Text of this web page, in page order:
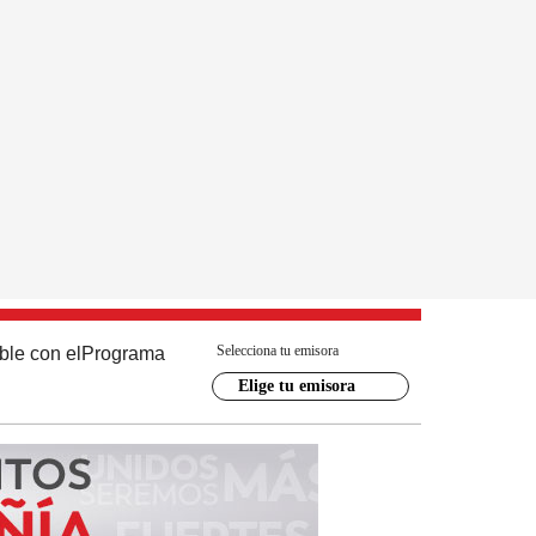
con el Programa Selecciona tu emisora
Elige tu emisora